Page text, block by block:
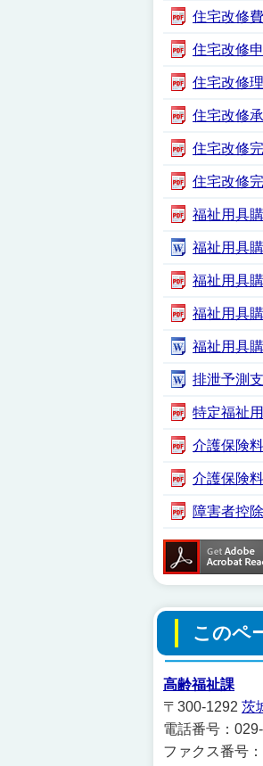
住宅改修
住宅改修
住宅改修
住宅改修
住宅改修
住宅改修
福祉用具
福祉用具
福祉用具
福祉用具
福祉用具
排泄予測
特定福祉
介護保険
介護保険
障害者控
このペ
高齢福祉課
〒300-1292 茨
電話番号：
ファクス番号